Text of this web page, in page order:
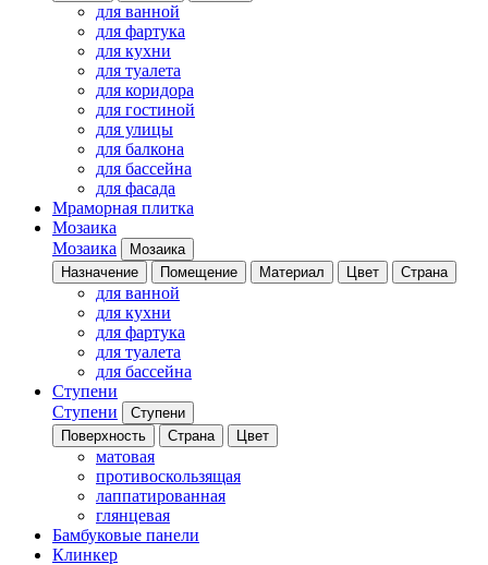
для ванной
для фартука
для кухни
для туалета
для коридора
для гостиной
для улицы
для балкона
для бассейна
для фасада
Мраморная плитка
Мозаика
Мозаика
Мозаика
Назначение
Помещение Материал Цвет Страна
для ванной
для кухни
для фартука
для туалета
для бассейна
Ступени
Ступени
Ступени
Поверхность
Страна Цвет
матовая
противоскользящая
лаппатированная
глянцевая
Бамбуковые панели
Клинкер